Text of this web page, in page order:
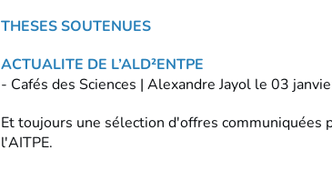
THESES SOUTENUES
ACTUALITE DE L’ALD²ENTPE
- Cafés des Sciences | Alexandre Jayol le 03
Et toujours une sélection d'offres communiquées
l'AITPE.